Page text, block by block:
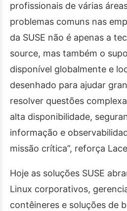
profissionais de várias
problemas comuns nas
da SUSE não é apenas a
source, mas também o
disponível globalmente e
desenhado para ajudar
resolver questões
alta disponibilidade,
informação e
missão crítica”, reforça
Hoje as soluções SUSE
Linux corporativos,
contêineres e soluções de